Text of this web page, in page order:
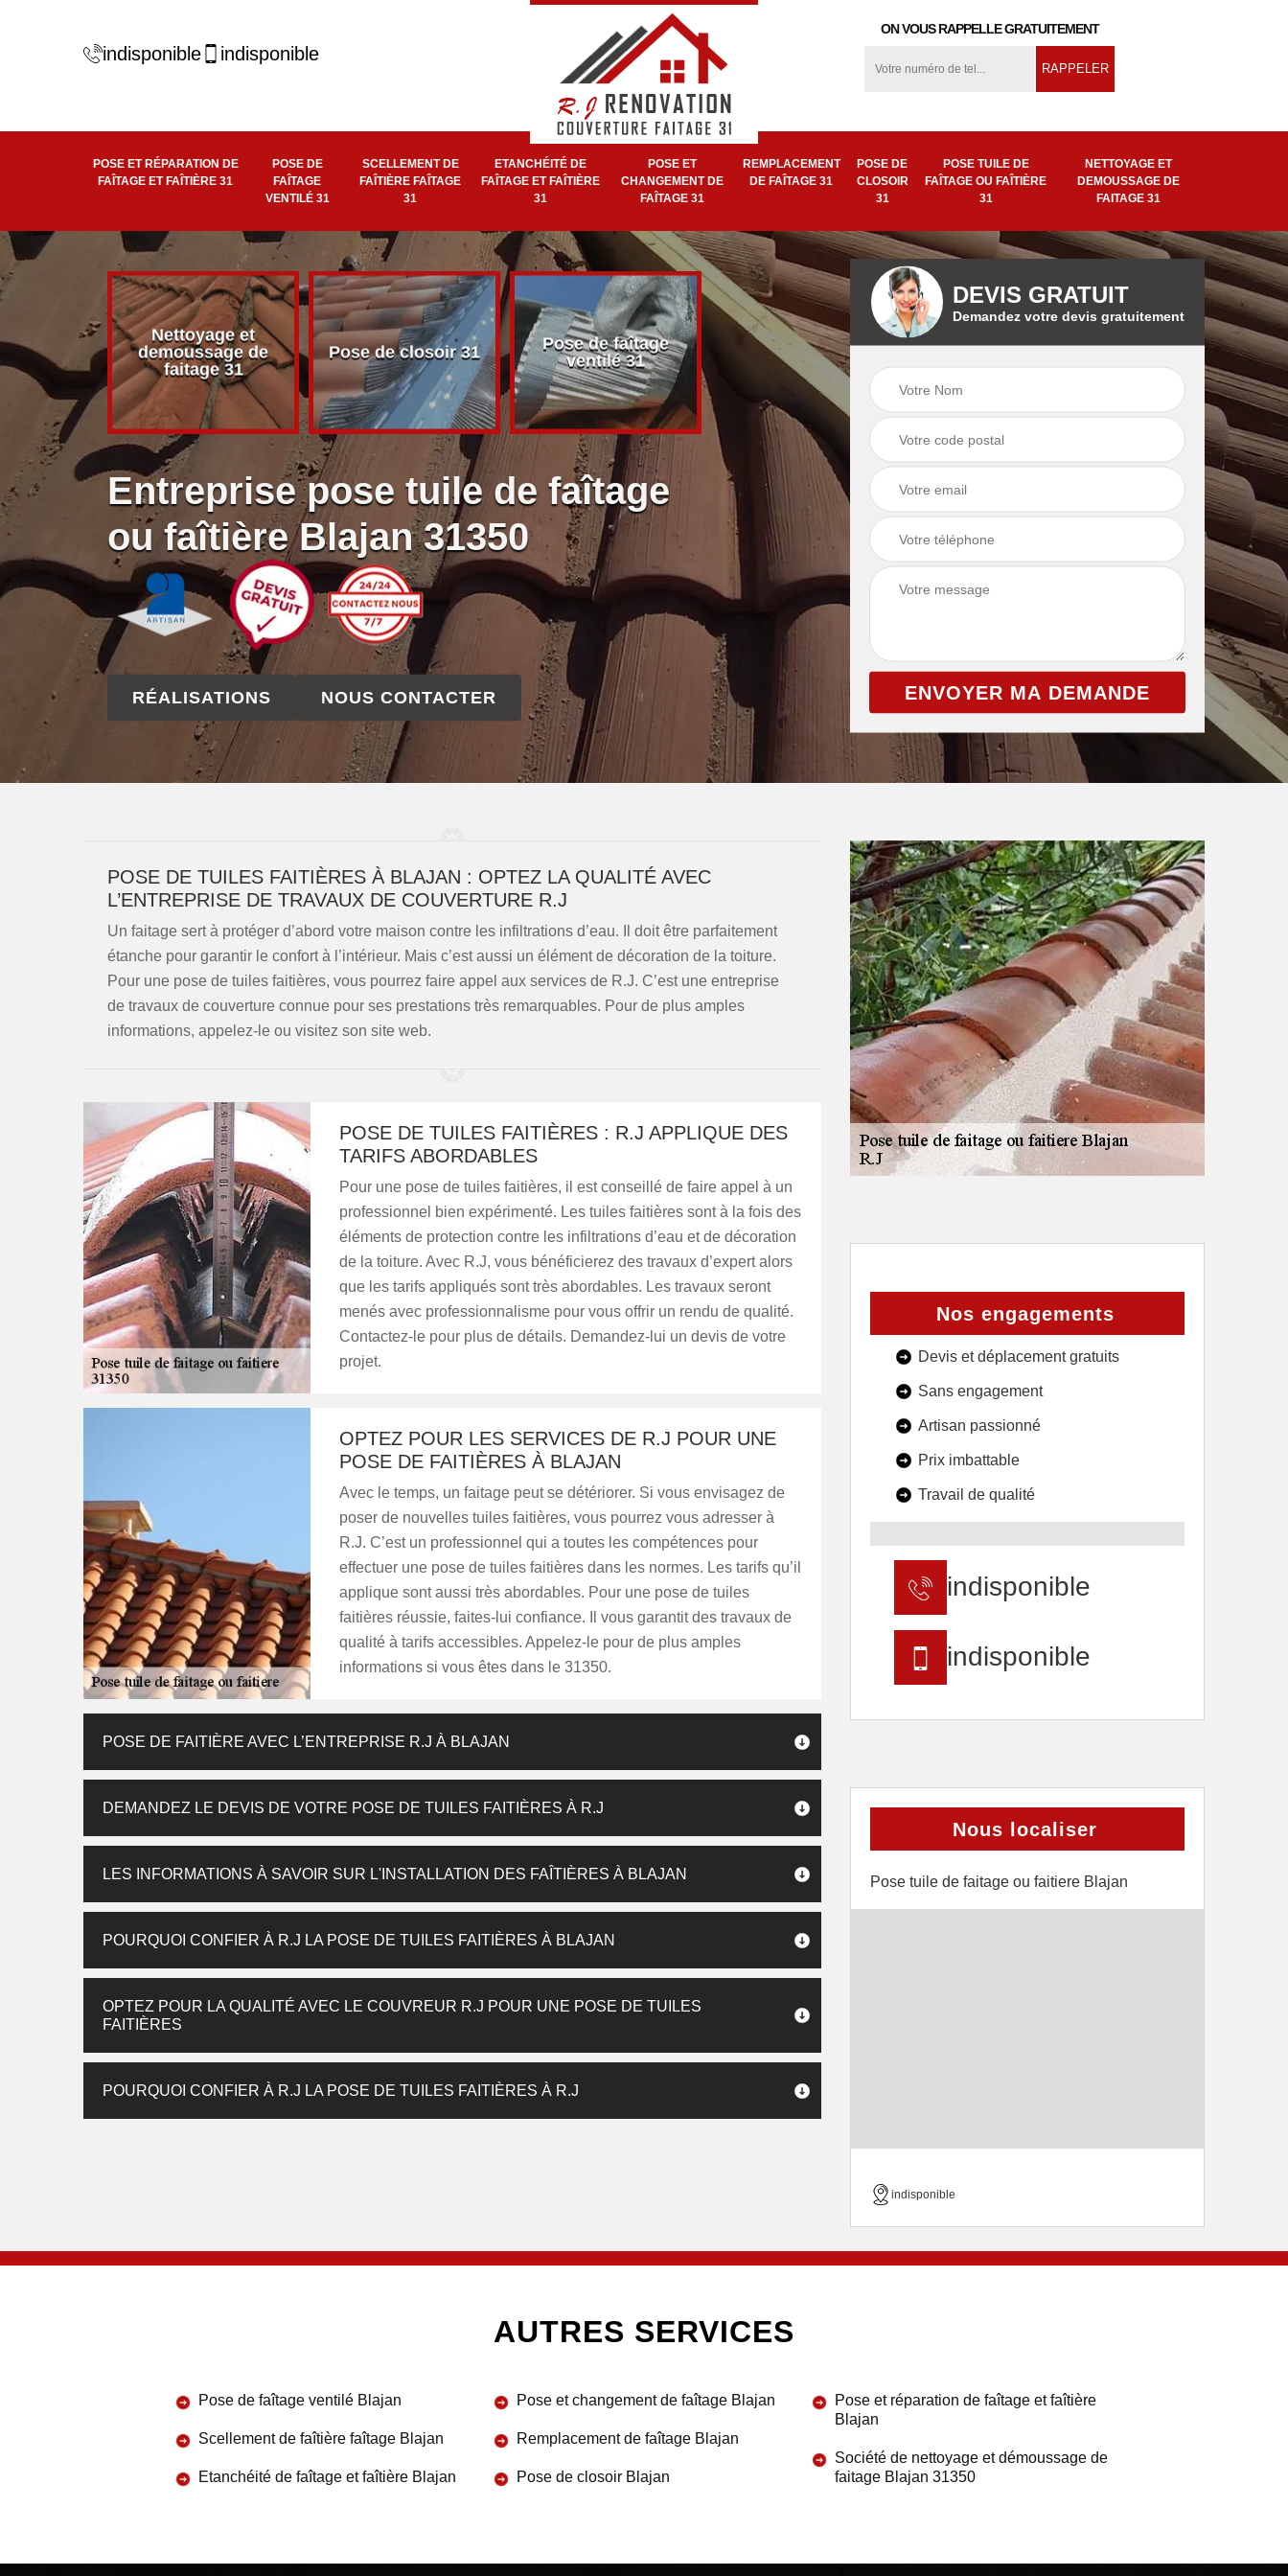
indisponible indisponible
ON VOUS RAPPELLE GRATUITEMENT
POSE ET RÉPARATION DE
FAÎTAGE ET FAÎTIÈRE 31
POSE DE
FAÎTAGE
VENTILÉ 31
SCELLEMENT DE
FAÎTIÈRE FAÎTAGE
31
ETANCHÉITÉ DE
FAÎTAGE ET FAÎTIÈRE
31
POSE ET
CHANGEMENT DE
FAÎTAGE 31
REMPLACEMENT
DE FAÎTAGE 31
POSE DE
CLOSOIR
31
POSE TUILE DE
FAÎTAGE OU FAÎTIÈRE
31
NETTOYAGE ET
DEMOUSSAGE DE
FAITAGE 31
de
31
Nettoyage et
demoussage de
faitage 31
Pose de closoir 31
Pose de faîtage
ventilé 31
Pose et réparation
de faîtage et faîtière
31
faîtage ou faîtière
31
Remplacement de
faîtage 31
Entreprise pose tuile de faîtage
ou faîtière Blajan 31350
RÉALISATIONS NOUS CONTACTER
DEVIS GRATUIT
Demandez votre devis gratuitement
POSE DE TUILES FAITIÈRES À BLAJAN : OPTEZ LA QUALITÉ AVEC
L’ENTREPRISE DE TRAVAUX DE COUVERTURE R.J
Un faitage sert à protéger d’abord votre maison contre les infiltrations d’eau. Il doit être parfaitement
étanche pour garantir le confort à l’intérieur. Mais c’est aussi un élément de décoration de la toiture.
Pour une pose de tuiles faitières, vous pourrez faire appel aux services de R.J. C’est une entreprise
de travaux de couverture connue pour ses prestations très remarquables. Pour de plus amples
informations, appelez-le ou visitez son site web.
POSE DE TUILES FAITIÈRES : R.J APPLIQUE DES
TARIFS ABORDABLES
Pour une pose de tuiles faitières, il est conseillé de faire appel à un
professionnel bien expérimenté. Les tuiles faitières sont à la fois des
éléments de protection contre les infiltrations d’eau et de décoration
de la toiture. Avec R.J, vous bénéficierez des travaux d’expert alors
que les tarifs appliqués sont très abordables. Les travaux seront
menés avec professionnalisme pour vous offrir un rendu de qualité.
Contactez-le pour plus de détails. Demandez-lui un devis de votre
projet.
OPTEZ POUR LES SERVICES DE R.J POUR UNE
POSE DE FAITIÈRES À BLAJAN
Avec le temps, un faitage peut se détériorer. Si vous envisagez de
poser de nouvelles tuiles faitières, vous pourrez vous adresser à
R.J. C’est un professionnel qui a toutes les compétences pour
effectuer une pose de tuiles faitières dans les normes. Les tarifs qu’il
applique sont aussi très abordables. Pour une pose de tuiles
faitières réussie, faites-lui confiance. Il vous garantit des travaux de
qualité à tarifs accessibles. Appelez-le pour de plus amples
informations si vous êtes dans le 31350.
POSE DE FAITIÈRE AVEC L’ENTREPRISE R.J À BLAJAN
DEMANDEZ LE DEVIS DE VOTRE POSE DE TUILES FAITIÈRES À R.J
LES INFORMATIONS À SAVOIR SUR L'INSTALLATION DES FAÎTIÈRES À BLAJAN
POURQUOI CONFIER À R.J LA POSE DE TUILES FAITIÈRES À BLAJAN
OPTEZ POUR LA QUALITÉ AVEC LE COUVREUR R.J POUR UNE POSE DE TUILES
FAITIÈRES
POURQUOI CONFIER À R.J LA POSE DE TUILES FAITIÈRES À R.J
Nos engagements
Devis et déplacement gratuits
Sans engagement
Artisan passionné
Prix imbattable
Travail de qualité
indisponible
indisponible
Nous localiser
Pose tuile de faitage ou faitiere Blajan
indisponible
AUTRES SERVICES
Pose de faîtage ventilé Blajan
Scellement de faîtière faîtage Blajan
Etanchéité de faîtage et faîtière Blajan
Pose et changement de faîtage Blajan
Remplacement de faîtage Blajan
Pose de closoir Blajan
Pose et réparation de faîtage et faîtière
Blajan
Société de nettoyage et démoussage de
faitage Blajan 31350